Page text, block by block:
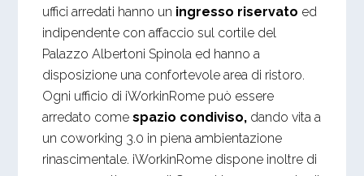
uffici arredati hanno un ingresso riservato ed
indipendente con affaccio sul cortile del
Palazzo Albertoni Spinola ed hanno a
disposizione una confortevole area di ristoro.
Ogni ufficio di iWorkinRome può essere
arredato comespazio condiviso, dando vita a
un coworking 3.0 in piena ambientazione
rinascimentale. iWorkinRome dispone inoltre di